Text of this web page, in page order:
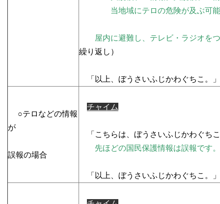
当地域にテロの危険が及ぶ可能
屋内に避難し、テレビ・ラジオをつ
繰り返し）
「以上、ぼうさいふじかわぐちこ。」
○テロなどの情報
が
誤報の場合
チャイム
「こちらは、ぼうさいふじかわぐち
先ほどの国民保護情報は誤報です。
「以上、ぼうさいふじかわぐちこ。」